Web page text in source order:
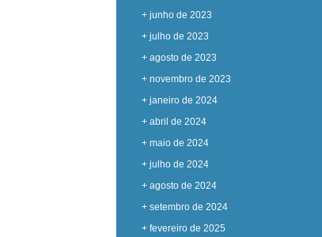
+ junho de 2023
+ julho de 2023
+ agosto de 2023
+ novembro de 2023
+ janeiro de 2024
+ abril de 2024
+ maio de 2024
+ julho de 2024
+ agosto de 2024
+ setembro de 2024
+ fevereiro de 2025